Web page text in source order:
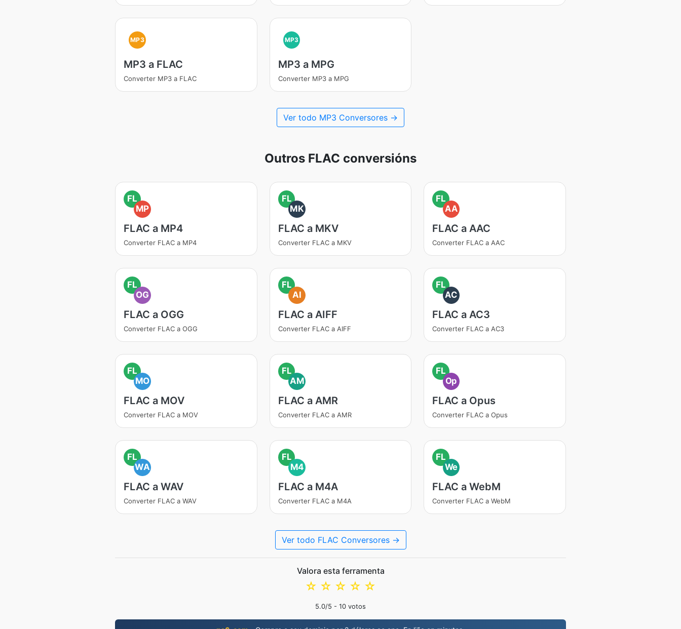
MP3
MP3 a FLAC
Converter MP3 a FLAC
MP3
MP3 a MPG
Converter MP3 a MPG
Ver todo MP3 Conversores →
Outros FLAC conversións
FL
MP
FLAC a MP4
Converter FLAC a MP4
FL
MK
FLAC a MKV
Converter FLAC a MKV
FL
AA
FLAC a AAC
Converter FLAC a AAC
FL
OG
FLAC a OGG
Converter FLAC a OGG
FL
AI
FLAC a AIFF
Converter FLAC a AIFF
FL
AC
FLAC a AC3
Converter FLAC a AC3
FL
MO
FLAC a MOV
Converter FLAC a MOV
FL
AM
FLAC a AMR
Converter FLAC a AMR
FL
Op
FLAC a Opus
Converter FLAC a Opus
FL
WA
FLAC a WAV
Converter FLAC a WAV
FL
M4
FLAC a M4A
Converter FLAC a M4A
FL
We
FLAC a WebM
Converter FLAC a WebM
Ver todo FLAC Conversores →
Valora esta ferramenta
☆
☆
☆
☆
☆
5.0/5 - 10 votos